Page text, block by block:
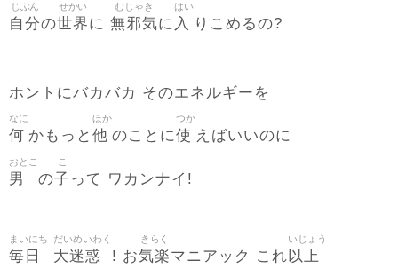
自分
じぶん
の世界
せかい
に 無邪気
むじゃき
に 入
はい
りこめるの?
ホントにバカバカ そのエネルギーを
何
なに
かもっと 他
ほか
のことに使
つか
えばいいのに
男
おとこ
の子
こ
って ワカンナイ!
毎日
まいにち
大迷惑
だいめいわく
! お気楽
きらく
マニアック これ以上
いじょう